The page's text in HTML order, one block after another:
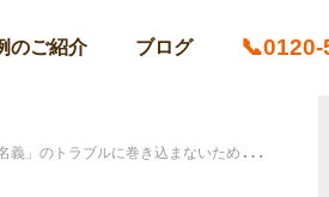
のご紹介 ブログ
」のトラブルに巻き込まないために！